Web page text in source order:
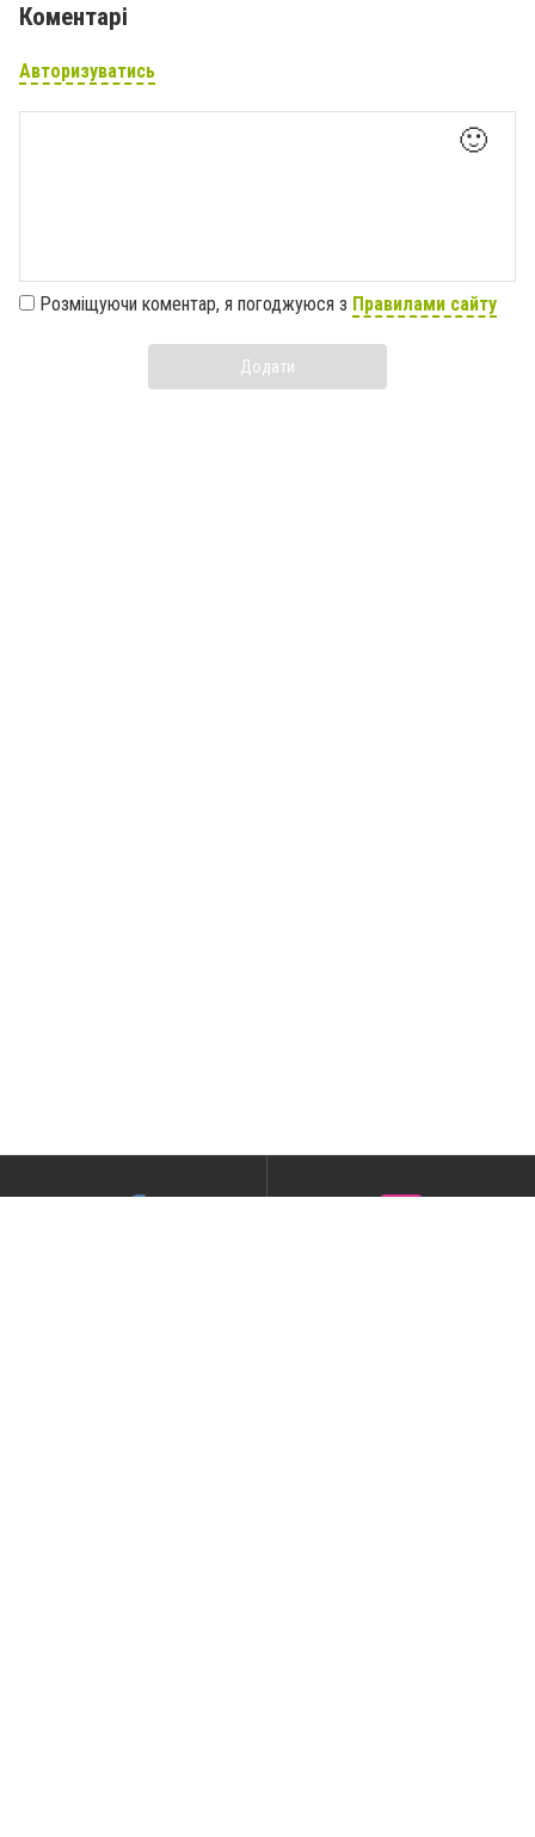
Коментарі
Авторизуватись
🙂
Розміщуючи коментар, я погоджуюся з Правилами сайту
Додати